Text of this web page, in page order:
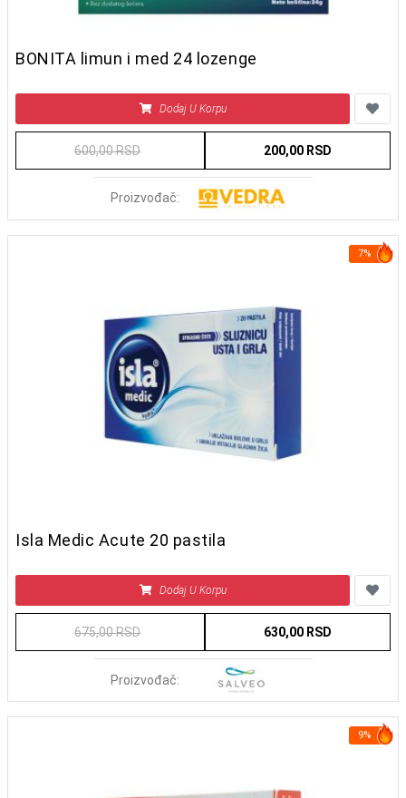
BONITA limun i med 24 lozenge
Dodaj U Korpu
600,00 RSD 200,00 RSD
Proizvođač:
7%
Isla Medic Acute 20 pastila
Dodaj U Korpu
675,00 RSD 630,00 RSD
Proizvođač:
9%